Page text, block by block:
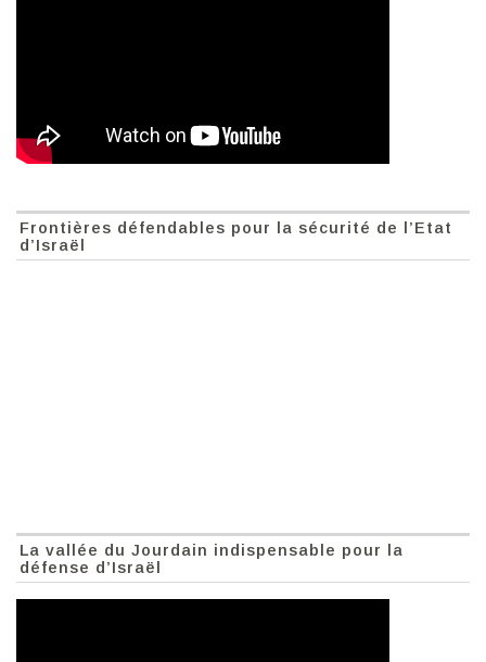
Frontières défendables pour la sécurité de l’Etat
d’Israël
La vallée du Jourdain indispensable pour la
défense d’Israël